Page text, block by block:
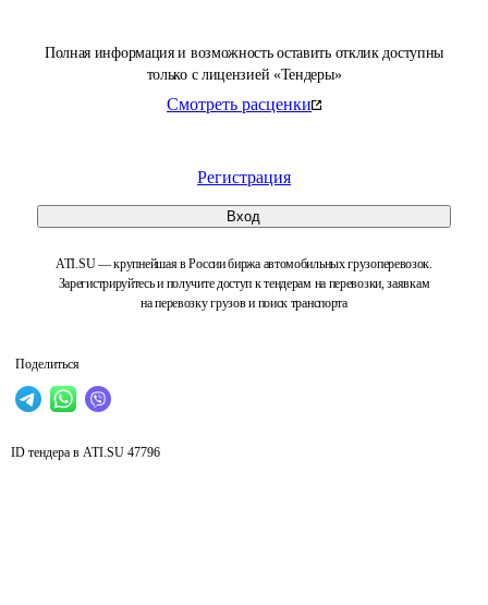
Полная информация и возможность оставить отклик доступны
только с лицензией «Тендеры»
Смотреть расценки
Регистрация
Вход
ATI.SU — крупнейшая в России биржа автомобильных грузоперевозок.
Зарегистрируйтесь и получите доступ к тендерам на перевозки, заявкам
на перевозку грузов и поиск транспорта
Поделиться
ID тендера в ATI.SU 47796